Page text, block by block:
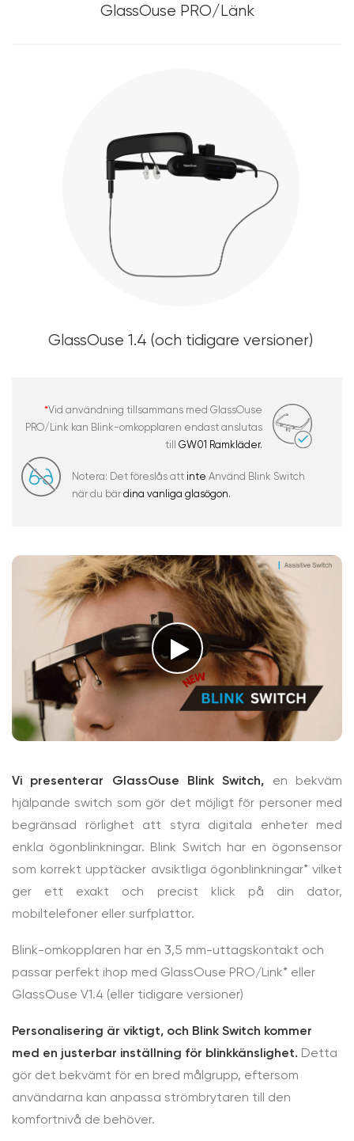
GlassOuse PRO/Länk
GlassOuse 1.4 (och tidigare versioner)
*Vid användning tillsammans med GlassOuse
PRO/Link kan Blink-omkopplaren endast anslutas
till GW01 Ramkläder.
Notera: Det föreslås att inte Använd Blink Switch
när du bär dina vanliga glasögon.
Vi presenterar GlassOuse Blink Switch, en bekväm
hjälpande switch som gör det möjligt för personer med
begränsad rörlighet att styra digitala enheter med
enkla ögonblinkningar. Blink Switch har en ögonsensor
som korrekt upptäcker avsiktliga ögonblinkningar* vilket
ger ett exakt och precist klick på din dator,
mobiltelefoner eller surfplattor.
Blink-omkopplaren har en 3,5 mm-uttagskontakt och
passar perfekt ihop med GlassOuse PRO/Link* eller
GlassOuse V1.4 (eller tidigare versioner)
Personalisering är viktigt, och Blink Switch kommer
med en justerbar inställning för blinkkänslighet. Detta
gör det bekvämt för en bred målgrupp, eftersom
användarna kan anpassa strömbrytaren till den
komfortnivå de behöver.